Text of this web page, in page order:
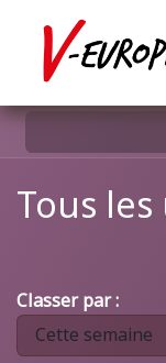
Tous
Classer par :
Cette semaine